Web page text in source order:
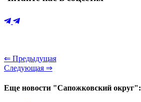
⇐ Предыдущая
Следующая ⇒
Еще новости "Сапожковский округ":